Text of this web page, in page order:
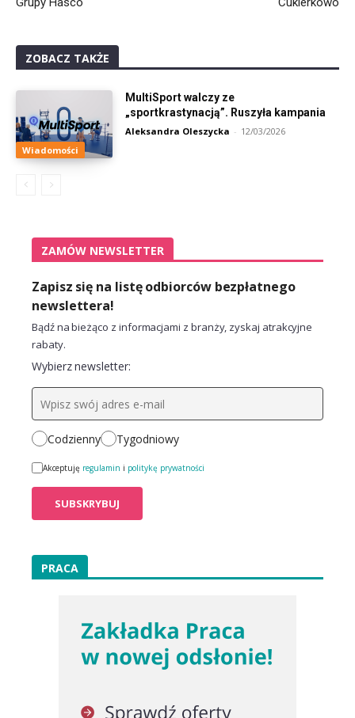
ZOBACZ TAKŻE
Wiadomości
MultiSport walczy ze
„sportkrastynacją”. Ruszyła kampania
Aleksandra Oleszycka - 12/03/2026
ZAMÓW NEWSLETTER
Zapisz się na listę odbiorców bezpłatnego
newslettera!
Bądź na bieżąco z informacjami z branży, zyskaj atrakcyjne
rabaty.
Wybierz newsletter:
Codzienny Tygodniowy
Akceptuję regulamin i politykę prywatności
PRACA